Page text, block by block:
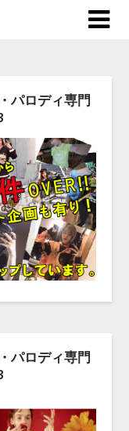
パロディ専門
パロディ専門